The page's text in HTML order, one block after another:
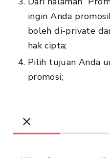
ingin Anda
boleh di-private
hak cipta;
Pilih tujuan Anda
promosi;